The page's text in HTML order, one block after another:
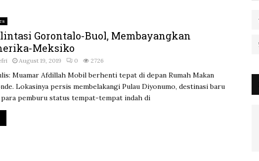
Gorontalo-Buol, Membayangkan
Meksiko
August 19, 2019 0 2726
Muamar Afdillah Mobil berhenti tepat di depan Rumah Makan
Lokasinya persis membelakangi Pulau Diyonumo, destinasi baru
pemburu status tempat-tempat indah di